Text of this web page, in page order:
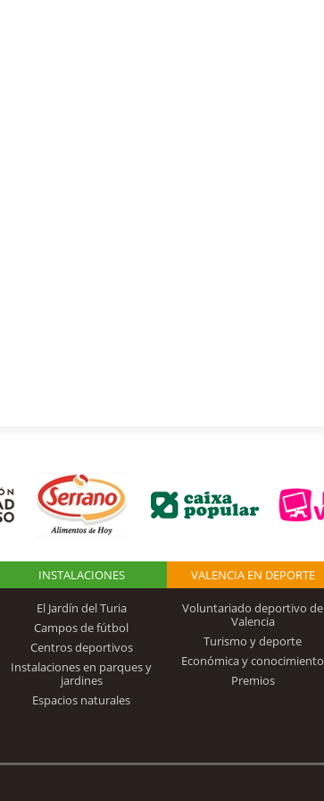
INSTALACIONES
El Jardín del Turia
Campos de fútbol
Centros deportivos
Instalaciones en parques y
jardines
Espacios naturales
VALENCIA EN DEPORTE
Voluntariado deportivo de
Valencia
Turismo y deporte
Económica y conocimiento
Premios